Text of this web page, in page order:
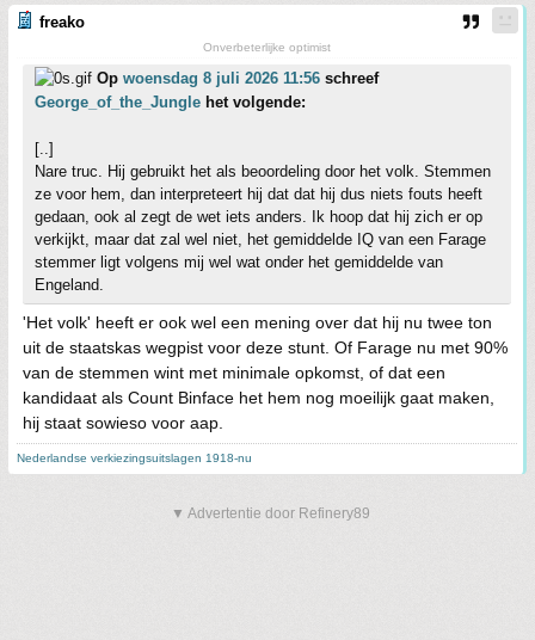
freako
Onverbeterlijke optimist
Op woensdag 8 juli 2026 11:56 schreef
George_of_the_Jungle het volgende:
[..]
Nare truc. Hij gebruikt het als beoordeling door het volk. Stemmen
ze voor hem, dan interpreteert hij dat dat hij dus niets fouts heeft
gedaan, ook al zegt de wet iets anders. Ik hoop dat hij zich er op
verkijkt, maar dat zal wel niet, het gemiddelde IQ van een Farage
stemmer ligt volgens mij wel wat onder het gemiddelde van
Engeland.
'Het volk' heeft er ook wel een mening over dat hij nu twee ton
uit de staatskas wegpist voor deze stunt. Of Farage nu met 90%
van de stemmen wint met minimale opkomst, of dat een
kandidaat als Count Binface het hem nog moeilijk gaat maken,
hij staat sowieso voor aap.
Nederlandse verkiezingsuitslagen 1918-nu
▼ Advertentie door Refinery89